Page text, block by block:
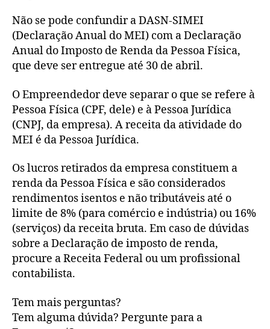
Não se pode confundir a DASN-SIMEI
(Declaração Anual do MEI) com a Declaração
Anual do Imposto de Renda da Pessoa Física,
que deve ser entregue até 30 de abril.
O Empreendedor deve separar o que se refere à
Pessoa Física (CPF, dele) e à Pessoa Jurídica
(CNPJ, da empresa). A receita da atividade do
MEI é da Pessoa Jurídica.
Os lucros retirados da empresa constituem a
renda da Pessoa Física e são considerados
rendimentos isentos e não tributáveis até o
limite de 8% (para comércio e indústria) ou 16%
(serviços) da receita bruta. Em caso de dúvidas
sobre a Declaração de imposto de renda,
procure a Receita Federal ou um profissional
contabilista.
Tem mais perguntas?
Tem alguma dúvida? Pergunte para a